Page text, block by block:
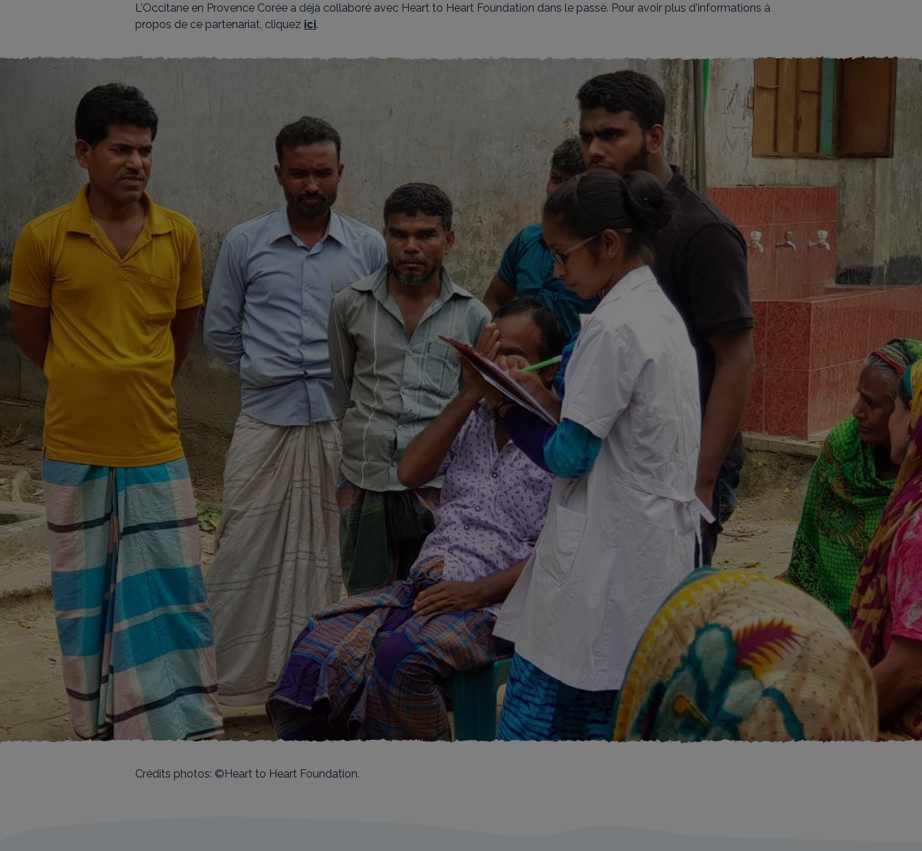
L'Occitane en Provence Corée a déjà collaboré avec Heart to Heart Foundation dans le passé. Pour avoir plus d'informations à
propos de ce partenariat, cliquez ici.
Crédits photos: ©Heart to Heart Foundation.